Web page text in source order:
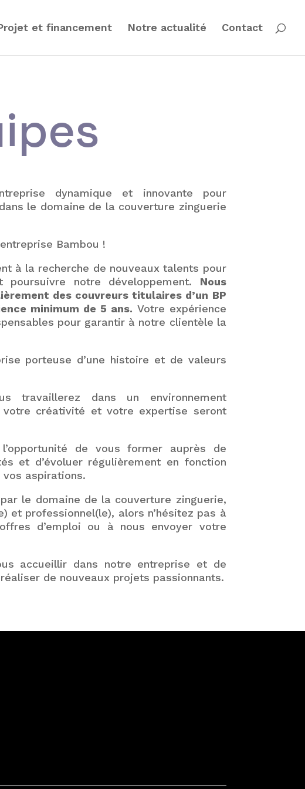
et financement Notre actualité Contact
dynamique et innovante pour
le domaine de la couverture zinguerie
Bambou !
à la recherche de nouveaux talents pour
notre développement. Nous
des couvreurs titulaires d’un BP
minimum de 5 ans. Votre expérience
pour garantir à notre clientèle la
porteuse d’une histoire et de valeurs
travaillerez dans un environnement
créativité et votre expertise seront
de vous former auprès de
et d’évoluer régulièrement en fonction
aspirations.
le domaine de la couverture zinguerie,
et professionnel(le), alors n’hésitez pas à
d’emploi ou à nous envoyer votre
accueillir dans notre entreprise et de
de nouveaux projets passionnants.